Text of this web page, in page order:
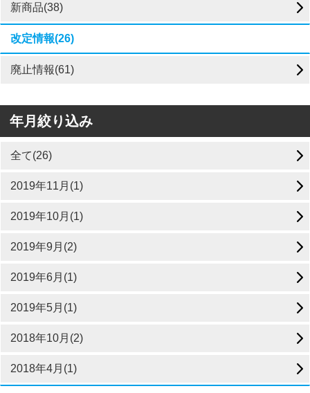
新商品(38)
改定情報(26)
廃止情報(61)
年月絞り込み
全て(26)
2019年11月(1)
2019年10月(1)
2019年9月(2)
2019年6月(1)
2019年5月(1)
2018年10月(2)
2018年4月(1)